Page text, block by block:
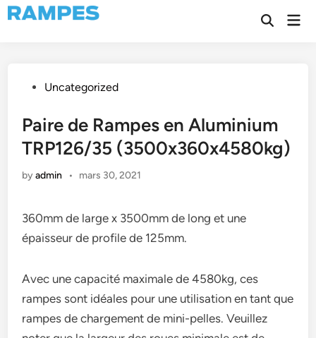
Skip
to
Open
PostedUncategorized
Paire de Rampes en Aluminium
TRP126/35 (3500x360x4580kg)
byadmin • mars 30, 2021
360mm de large x 3500mm de long et une
épaisseur de profile de 125mm.
Avec une capacité maximale de 4580kg, ces
rampes sont idéales pour une utilisation en tant que
rampes de chargement de mini-pelles. Veuillez